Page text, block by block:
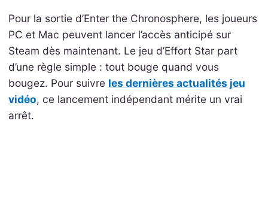
Pour la sortie d’Enter the Chronosphere, les joueurs
PC et Mac peuvent lancer l’accès anticipé sur
Steam dès maintenant. Le jeu d’Effort Star part
d’une règle simple : tout bouge quand vous
bougez. Pour suivre les dernières actualités jeu
vidéo, ce lancement indépendant mérite un vrai
arrêt.